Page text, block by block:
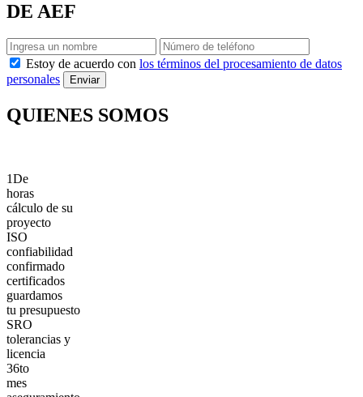
DE AEF
Estoy de acuerdo con los términos del procesamiento de datos
personales
Enviar
QUIENES SOMOS
1De
horas
cálculo de su
proyecto
ISO
confiabilidad
confirmado
certificados
guardamos
tu presupuesto
SRO
tolerancias y
licencia
36to
mes